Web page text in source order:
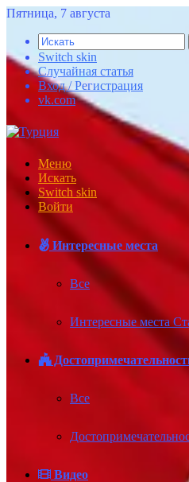
Пятница, 7 августа
Switch skin
Случайная статья
Вход / Регистрация
vk.com
Меню
Искать
Switch skin
Войти
Интересные места
Все
Интересные места
Все
Видео